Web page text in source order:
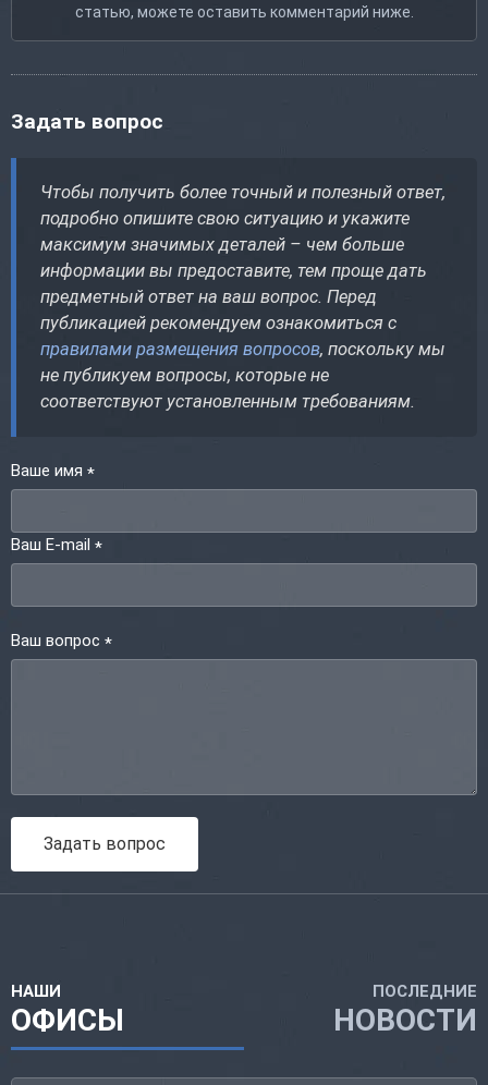
статью, можете оставить комментарий ниже.
Задать вопрос
Чтобы получить более точный и полезный ответ,
подробно опишите свою ситуацию и укажите
максимум значимых деталей – чем больше
информации вы предоставите, тем проще дать
предметный ответ на ваш вопрос. Перед
публикацией рекомендуем ознакомиться с
правилами размещения вопросов, поскольку мы
не публикуем вопросы, которые не
соответствуют установленным требованиям.
Ваше имя *
Ваш E-mail *
Ваш вопрос *
Задать вопрос
НАШИ
ОФИСЫ
ПОСЛЕДНИЕ
НОВОСТИ